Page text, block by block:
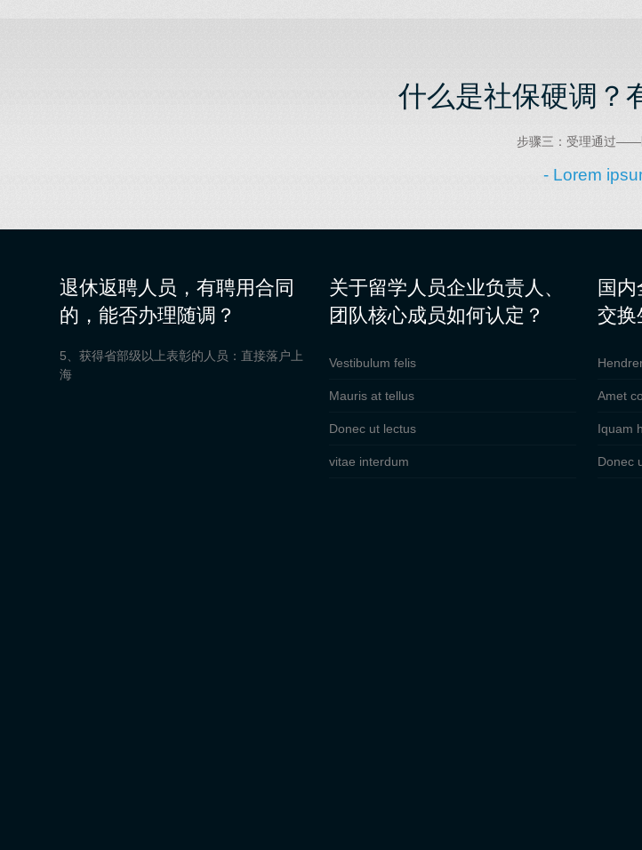
什么是社保硬调？
步骤三：受理通过——
- Lorem
退休返聘人员，有聘用合同
的，能否办理随调？
5、获得省部级以上表彰的人员：直接落户上
海
关于留学人员企业负责人、
团队核心成员如何认定？
Vestibulum felis
Mauris at tellus
Donec ut lectus
vitae interdum
国
交换
Amet
Iquam
Donec